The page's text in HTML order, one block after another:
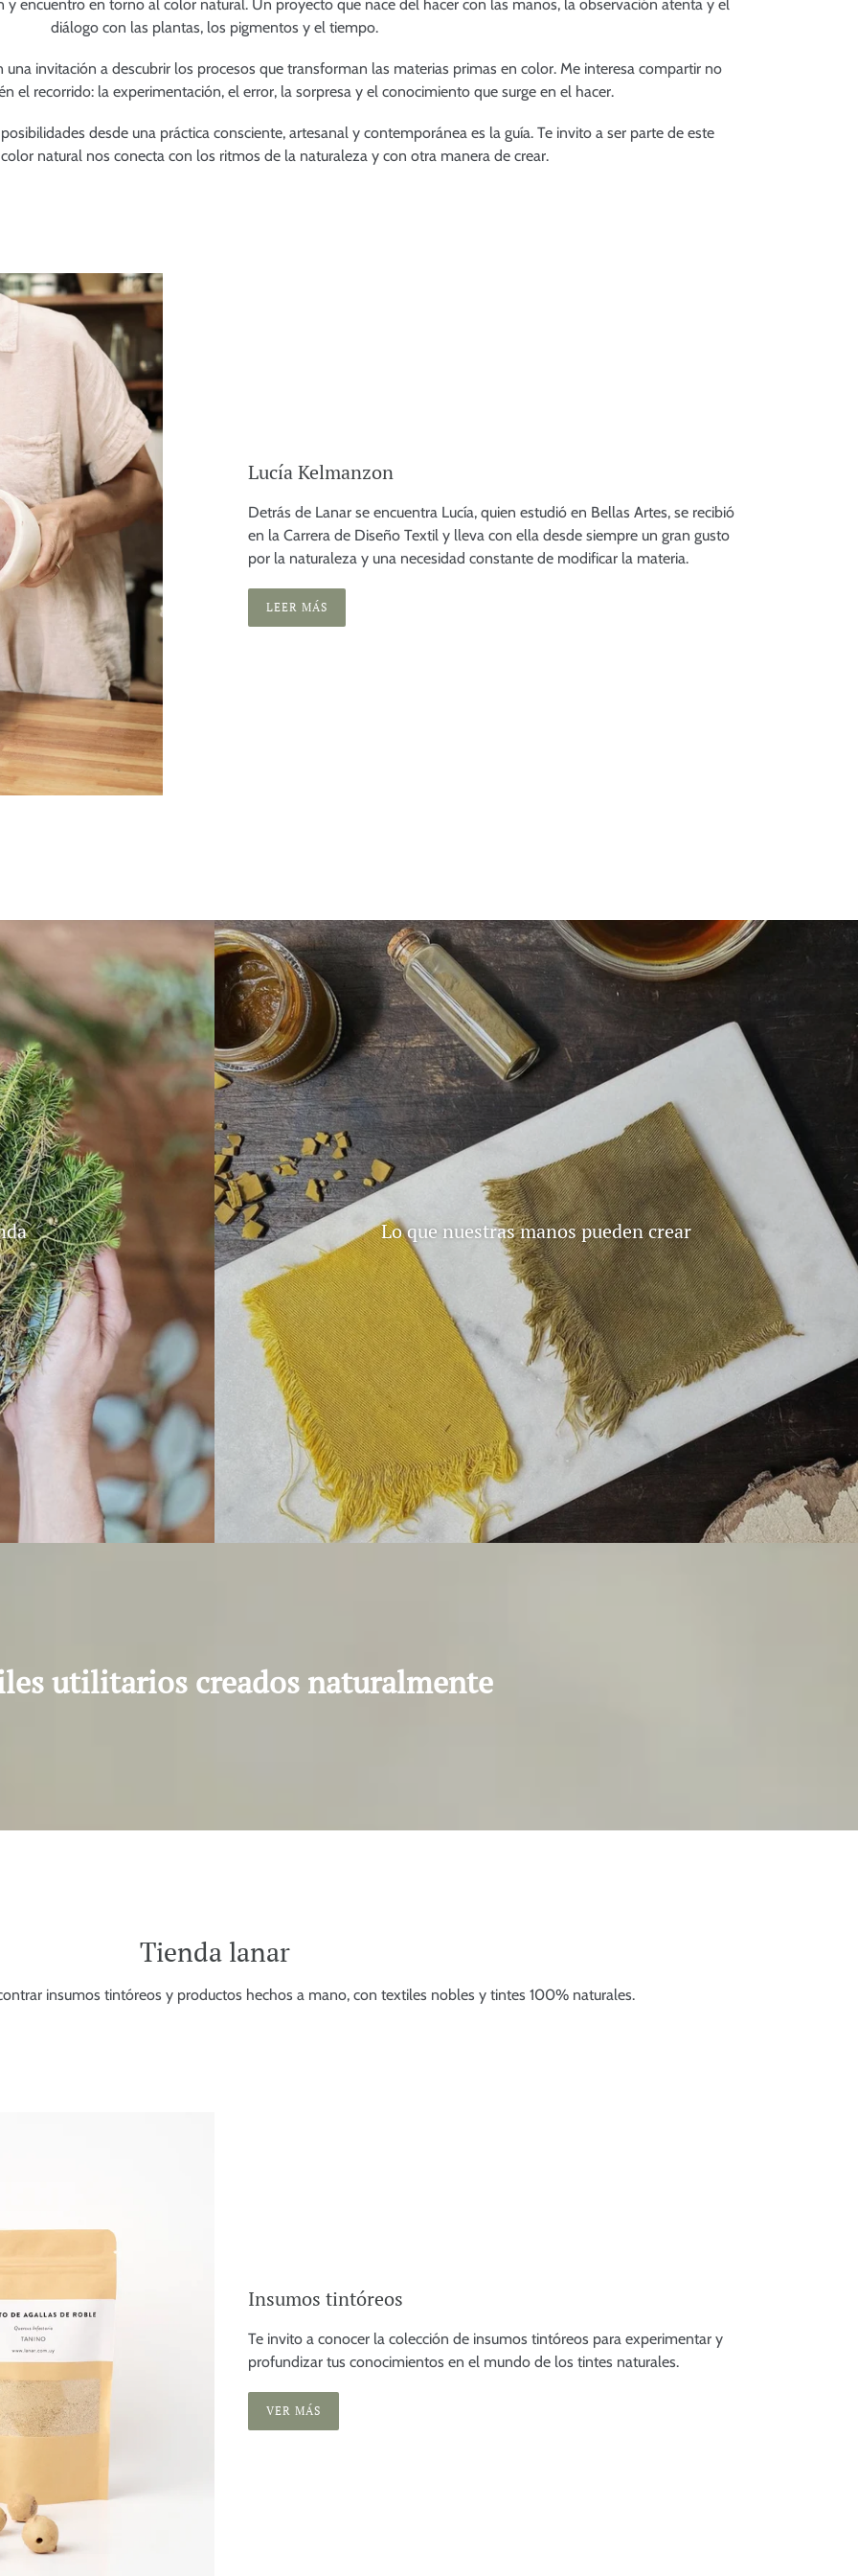
y encuentro en torno al color natural. Un proyecto que nace del hacer con las manos, la observación atenta y el
diálogo con las plantas, los pigmentos y el tiempo.
una invitación a descubrir los procesos que transforman las materias primas en color. Me interesa compartir no
el recorrido: la experimentación, el error, la sorpresa y el conocimiento que surge en el hacer.
desde una práctica consciente, artesanal y contemporánea es la guía. Te invito a ser parte de este
natural nos conecta con los ritmos de la naturaleza y con otra manera de crear.
Lucía Kelmanzon
Detrás de Lanar se encuentra Lucía, quien estudió en Bellas Artes, se recibió
en la Carrera de Diseño Textil y lleva con ella desde siempre un gran gusto
por la naturaleza y una necesidad constante de modificar la materia.
LEER MÁS
Lo que nuestras manos pueden crear
utilitarios creados naturalmente
Tienda lanar
insumos tintóreos y productos hechos a mano, con textiles nobles y tintes 100% naturales.
Insumos tintóreos
Te invito a conocer la colección de insumos tintóreos para experimentar y
profundizar tus conocimientos en el mundo de los tintes naturales.
VER MÁS